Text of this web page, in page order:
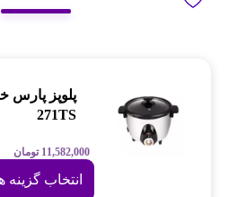
271TS
11,582,000 تومان
انتخاب گزینه ها